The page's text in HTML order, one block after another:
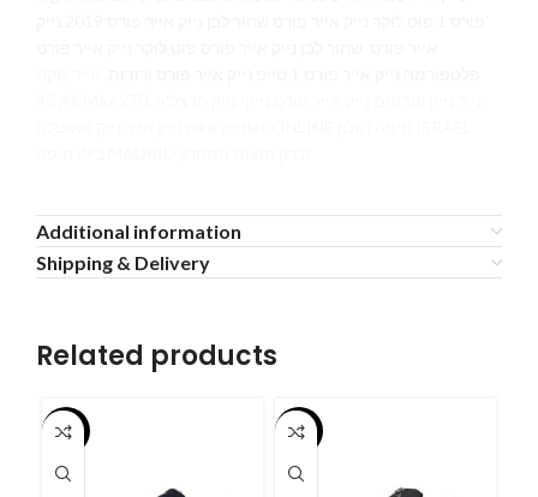
Additional information
Shipping & Delivery
Related products
-55% -55%